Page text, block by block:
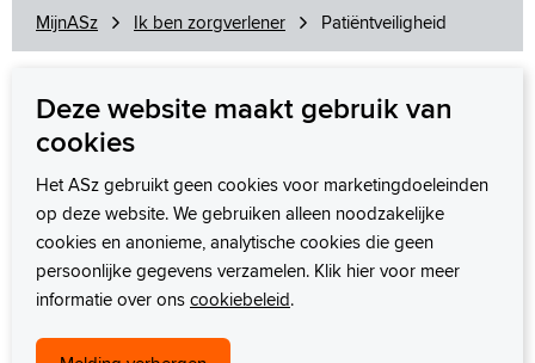
MijnASz Ik ben zorgverlener Patiëntveiligheid
Wij staan voor u klaar
zorgsamenwerking@asz.nl
Deze website maakt gebruik van
cookies
Het ASz gebruikt geen cookies voor marketingdoeleinden
op deze website. We gebruiken alleen noodzakelijke
cookies en anonieme, analytische cookies die geen
persoonlijke gegevens verzamelen. Klik hier voor meer
informatie over onscookiebeleid.